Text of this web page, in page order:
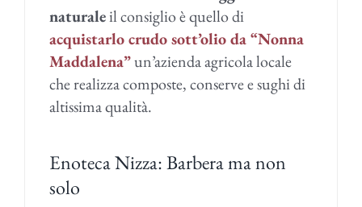
naturaleil consiglio è quello di
acquistarlo crudo sott’olio da “Nonna
Maddalena”un’azienda agricola locale
che realizza composte, conserve e sughi di
altissima qualità.
Enoteca Nizza: Barbera ma non
solo